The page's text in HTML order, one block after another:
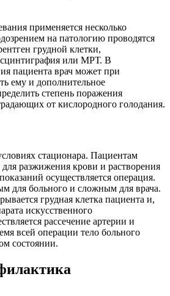
применяется несколько
на патологию проводятся
грудной клетки,
или МРТ. В
пациента врач может при
ему и дополнительное
степень поражения
от кислородного голодания.
стационара. Пациентам
разжижения крови и растворения
осуществляется операция.
для больного и сложным для врача.
грудная клетка пациента и,
искусственного
рассечение артерии и
всей операции тело больного
состоянии.